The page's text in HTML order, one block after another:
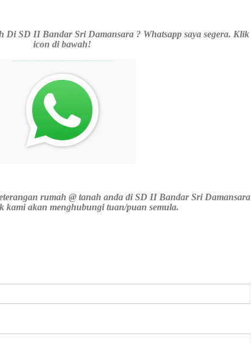
Di SD II Bandar Sri Damansara ? Whatsapp saya segera. Klik
icon di bawah!
rumah @ tanah anda di SD II Bandar Sri Damansara
kami akan menghubungi tuan/puan semula.